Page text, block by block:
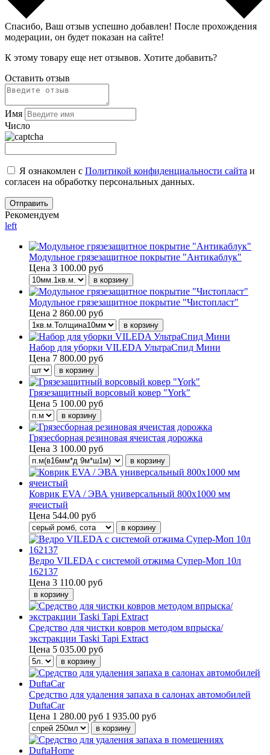
Спасибо, Ваш отзыв успешно добавлен! После прохождения
модерации, он будет показан на сайте!
К этому товару еще нет отзывов. Хотите добавить?
Оставить отзыв
Имя
Число
Я ознакомлен с Политикой конфиденциальности сайта и
согласен на обработку персональных данных.
Рекомендуем
left
Модульное грязезащитное покрытие "Антикаблук"
Цена 3 100.00 руб
Модульное грязезащитное покрытие "Чистопласт"
Цена 2 860.00 руб
Набор для уборки VILEDA УльтраСпид Мини
Цена 7 800.00 руб
Грязезащитный ворсовый ковер "York"
Цена 5 100.00 руб
Грязесборная резиновая ячеистая дорожка
Цена 3 100.00 руб
Коврик EVA / ЭВА универсальный 800х1000 мм
ячеистый
Цена 544.00 руб
Ведро VILEDA с системой отжима Супер-Моп 10л
162137
Цена 3 110.00 руб
Средство для чистки ковров методом впрыска/
экстракции Taski Tapi Extract
Цена 5 035.00 руб
Средство для удаления запаха в салонах автомобилей
DuftaCar
Цена 1 280.00 руб 1 935.00 руб